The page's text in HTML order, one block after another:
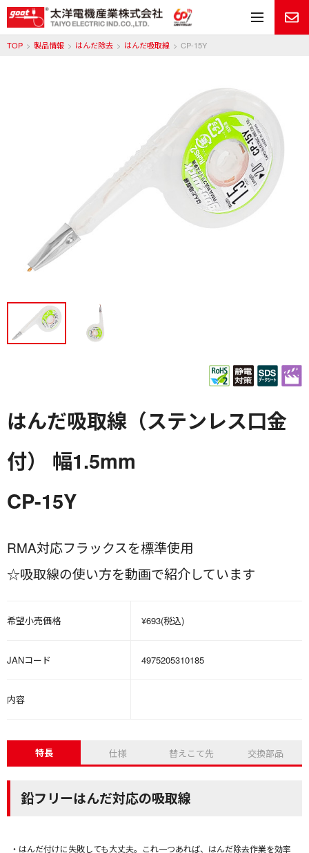
メ
TOP 製品情報 はんだ除去 はんだ吸取線 CP-15Y
はんだ吸取線（ステンレス口金
付） 幅1.5mm
CP-15Y
RMA対応フラックスを標準使用
☆吸取線の使い方を動画で紹介しています
希望小売価格 ¥693(税込)
JANコード 4975205310185
内容
特長 仕様 替えこて先 交換部品
鉛フリーはんだ対応の吸取線
・はんだ付けに失敗しても大丈夫。これ一つあれば、はんだ除去作業を効率